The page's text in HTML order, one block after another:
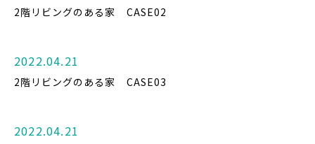
2階リビングのある家 CASE02
2022.04.21
2階リビングのある家 CASE03
2022.04.21